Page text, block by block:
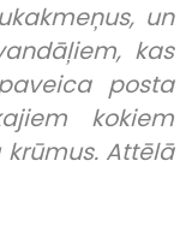
un
kas
posta
kokiem
Attēlā